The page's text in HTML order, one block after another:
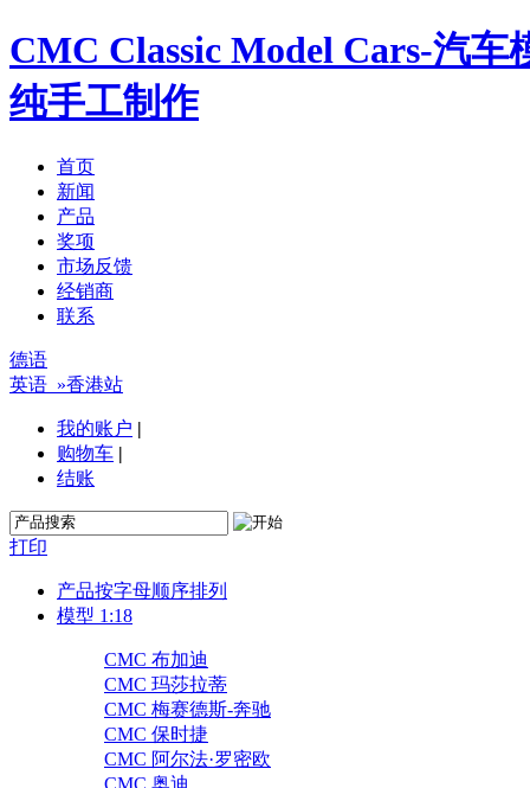
CMC Classic Model Cars-汽
纯手工制作
首页
新闻
产品
奖项
市场反馈
经销商
联系
德语
英语 »香港站
我的账户 |
购物车 |
结账
打印
产品按字母顺序排列
模型 1:18
CMC 布加迪
CMC 玛莎拉蒂
CMC 梅赛德斯-奔驰
CMC 保时捷
CMC 阿尔法·罗密欧
CMC 奥迪